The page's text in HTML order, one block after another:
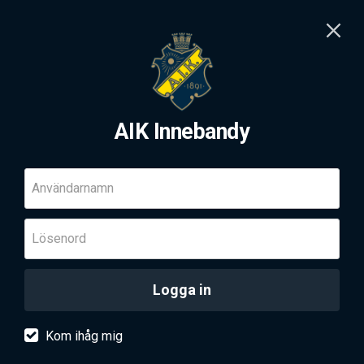
AIK Innebandy
Användarnamn
Lösenord
Logga in
Kom ihåg mig